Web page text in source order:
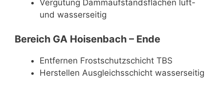
Vergütung Dammaufstandsflächen luft-
und wasserseitig
Bereich GA Hoisenbach – Ende
Entfernen Frostschutzschicht TBS
Herstellen Ausgleichsschicht wasserseitig